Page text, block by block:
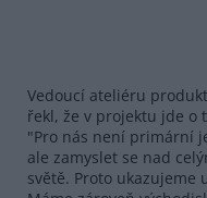
Vedoucí ateliéru
řekl, že v projektu jde o
"Pro nás není primární
ale zamyslet se nad
světě. Proto